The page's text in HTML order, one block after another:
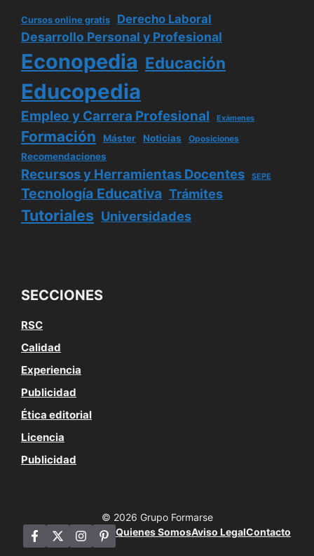
Cursos online gratis Derecho Laboral
Desarrollo Personal y Profesional
Econopedia Educación
Educopedia
Empleo y Carrera Profesional Exámenes
Formación Máster Noticias Oposiciones
Recomendaciones
Recursos y Herramientas Docentes SEPE
Tecnología Educativa Trámites
Tutoriales Universidades
SECCIONES
RSC
Calidad
Experiencia
Publicidad
Ética editorial
Licencia
Publicidad
© 2026 Grupo Formarse
Quienes SomosAviso LegalContacto